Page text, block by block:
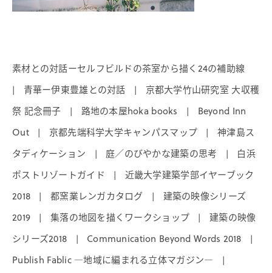
素材との対話ーセルフビルドの茶室から描く24の補助線
| 青華ー伊東豊雄との対話 |
京都大学竹山研究室 大収穫
祭 記念冊子
| 路地の本屋hoka books |
Beyond Inn
Out
| 京都先端科学大学キャンパスマップ |
神津島ス
タディケーション
| 庭／のびやかな建築の思考 |
白浜
ポストリゾートガイド
|
近畿大学建築学部イヤーブック
2018
| 都窯業レンガカタログ |
建築の映像シリーズ
2019
| 集落の地図を描くワークショップ |
建築の映像
シリーズ2018
| Communication Beyond Words 2018 |
Publish Fablic ―地域に編まれる立体マガジン― |